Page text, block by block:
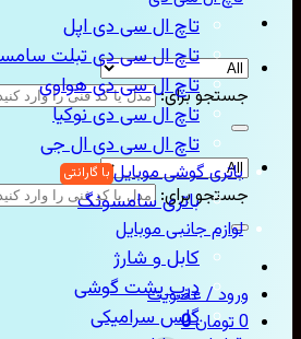
جستجو برای:
جستجو برای:
ورود / عضویت
تومان0
تاچ ال سی دی اپل
تاچ ال سی دی تبلت سامسونگ
تاچ ال سی دی هواوی
تاچ ال سی دی نوکیا
تاچ ال سی دی ال جی
باتری گوشی موبایل
باتری سامسونگ
لوازم جانبی موبایل
کابل و شارژ
درب پشت گوشی
گلس سرامیکی